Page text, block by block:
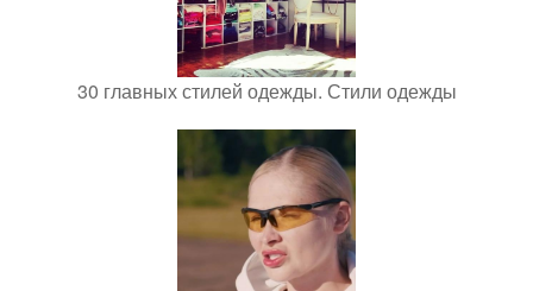
30 главных стилей одежды. Стили одежды